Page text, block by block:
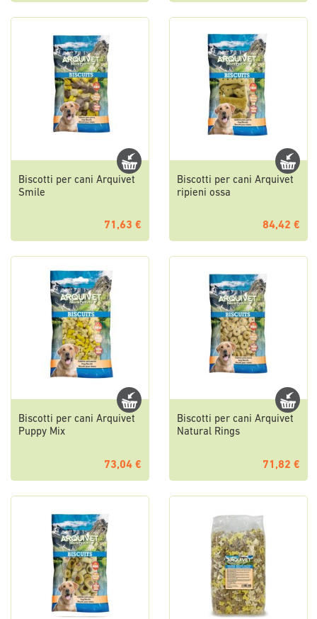
Biscotti per cani Arquivet
Smile
71,63 €
Biscotti per cani Arquivet
ripieni ossa
84,42 €
Biscotti per cani Arquivet
Puppy Mix
73,04 €
Biscotti per cani Arquivet
Natural Rings
71,82 €